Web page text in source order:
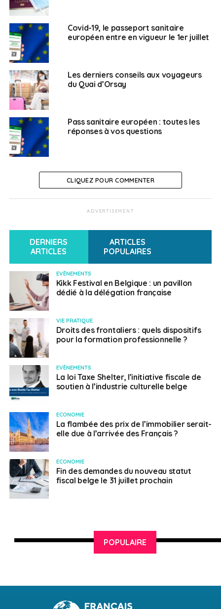
par ménage (+ 117,69 euros par enfant à charge)
Comment y postuler ?
Envoyer sa demande à l’adresse du Consulat :
dans l’objet du message « Covid-19 : secours
occasionnel de solidarité » et en y joignant au format
PDF :
Une description des difficultés financières
auxquelles vous êtes confronté
Un tableau récapitulatif de vos revenus et
sur votre situation financière
Les relevés et soldes de tous vos comptes
bancaires français et étrangers des trois
occulter aucune information)
Tous justificatifs permettant d’attester
critères de diminution des revenus et de
précarité
Une copie de votre pièce d’identité française en
cours de validité
SUJETS ASSOCIÉS: CORONAVIRUS COVID-19
Français en Belgique
Covid-19, le passeport sanitaire
européen entre en vigueur le 1er juillet
Les derniers conseils aux voyageurs
du Quai d’Orsay
Pass sanitaire européen : toutes les
réponses à vos questions
CLIQUEZ POUR COMMENTER
ADVERTISEMENT
DERNIERS
ARTICLES
ARTICLES
POPULAIRES
EVÈNEMENTS
Kikk Festival en Belgique : un pavillon
dédié à la délégation française
VIE PRATIQUE
Droits des frontaliers : quels dispositifs
pour la formation professionnelle ?
EVÈNEMENTS
La loi Taxe Shelter, l’initiative fiscale de
soutien à l’industrie culturelle belge
ECONOMIE
La flambée des prix de l’immobilier serait-
elle due à l’arrivée des Français ?
ECONOMIE
Fin des demandes du nouveau statut
fiscal belge le 31 juillet prochain
POPULAIRE